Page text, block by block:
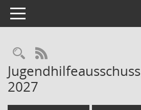
Toggle navigation
RSS-Feed
2027